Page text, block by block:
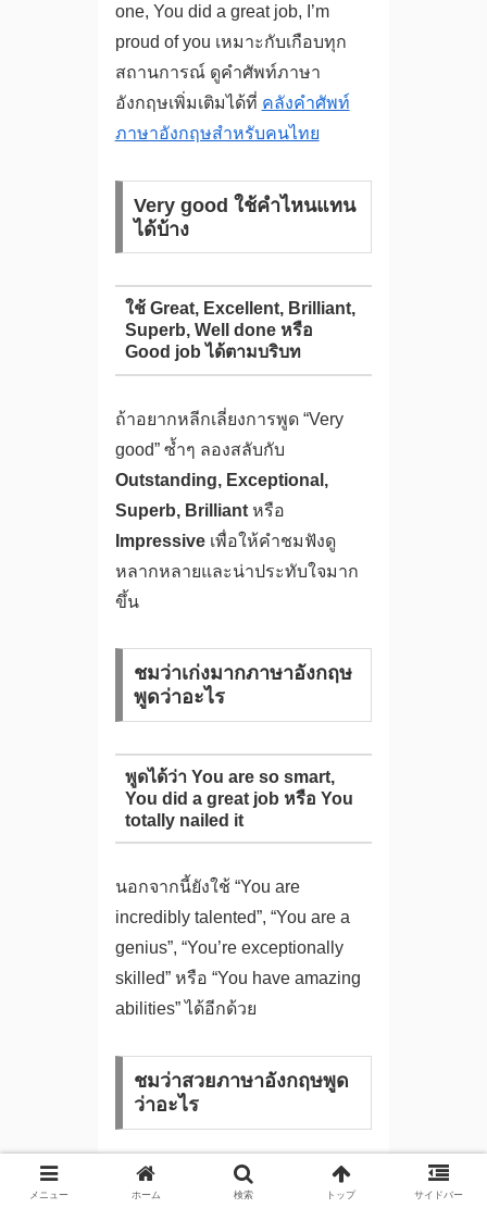
one, You did a great job, I’m
proud of you เหมาะกับเกือบทุก
สถานการณ์ ดูคำศัพท์ภาษา
อังกฤษเพิ่มเติมได้ที่ คลังคำศัพท์
ภาษาอังกฤษสำหรับคนไทย
Very good ใช้คำไหนแทน
ได้บ้าง
ใช้ Great, Excellent, Brilliant,
Superb, Well done หรือ
Good job ได้ตามบริบท
ถ้าอยากหลีกเลี่ยงการพูด “Very
good” ซ้ำๆ ลองสลับกับ
Outstanding, Exceptional,
Superb, Brilliantหรือ
Impressiveเพื่อให้คำชมฟังดู
หลากหลายและน่าประทับใจมาก
ขึ้น
ชมว่าเก่งมากภาษาอังกฤษ
พูดว่าอะไร
พูดได้ว่า You are so smart,
You did a great job หรือ You
totally nailed it
นอกจากนี้ยังใช้ “You are
incredibly talented”, “You are a
genius”, “You’re exceptionally
skilled” หรือ “You have amazing
abilities” ได้อีกด้วย
ชมว่าสวยภาษาอังกฤษพูด
ว่าอะไร
พูดได้ว่า You are beautiful,
メニュー ホーム 検索 トップ サイドバー